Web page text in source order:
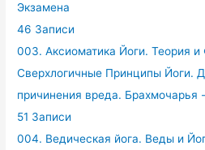
Экзамена
46 Записи
003. Аксиоматика Йоги. Теория
Сверхлогичные Принципы Йоги.
причинения вреда. Брахмочарья
51 Записи
004. Ведическая йога. Веды и